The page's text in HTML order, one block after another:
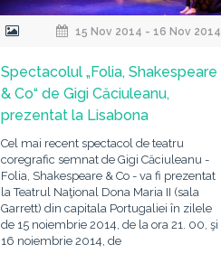
15 Nov 2014 - 16 Nov 2014
Spectacolul „Folia, Shakespeare
& Co“ de Gigi Căciuleanu,
prezentat la Lisabona
Cel mai recent spectacol de teatru
coregrafic semnat de Gigi Căciuleanu -
Folia, Shakespeare & Co - va fi prezentat
la Teatrul Naţional Dona Maria II (sala
Garrett) din capitala Portugaliei în zilele
de 15 noiembrie 2014, de la ora 21. 00, şi
16 noiembrie 2014, de